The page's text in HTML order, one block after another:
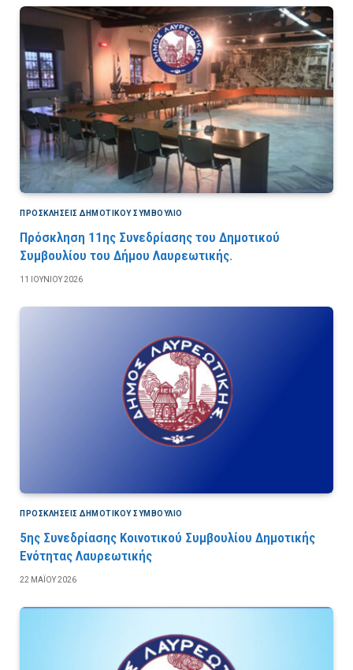
ΠΡΟΣΚΛΉΣΕΙΣ ΔΗΜΟΤΙΚΟΎ ΣΥΜΒΟΎΛΙΟ
Πρόσκληση 11ης Συνεδρίασης του Δημοτικού
Συμβουλίου του Δήμου Λαυρεωτικής.
11 ΙΟΥΝΊΟΥ 2026
ΠΡΟΣΚΛΉΣΕΙΣ ΔΗΜΟΤΙΚΟΎ ΣΥΜΒΟΎΛΙΟ
5ης Συνεδρίασης Κοινοτικού Συμβουλίου Δημοτικής
Ενότητας Λαυρεωτικής
22 ΜΑΪ́ΟΥ 2026